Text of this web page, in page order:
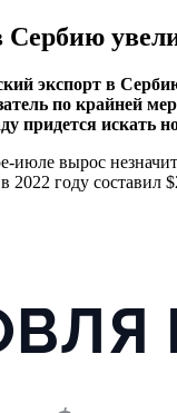
Сербию
экспорт в
по крайней
придется искать
июле вырос
2022 году